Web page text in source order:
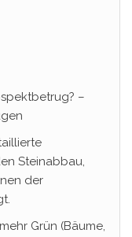
–
Steinabbau,
der
Grün (Bäume,